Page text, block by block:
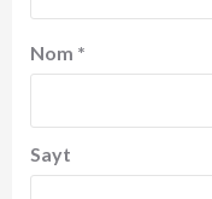
Nom *
Sayt